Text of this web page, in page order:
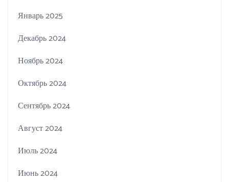
Январь 2025
Декабрь 2024
Ноябрь 2024
Октябрь 2024
Сентябрь 2024
Август 2024
Июль 2024
Июнь 2024